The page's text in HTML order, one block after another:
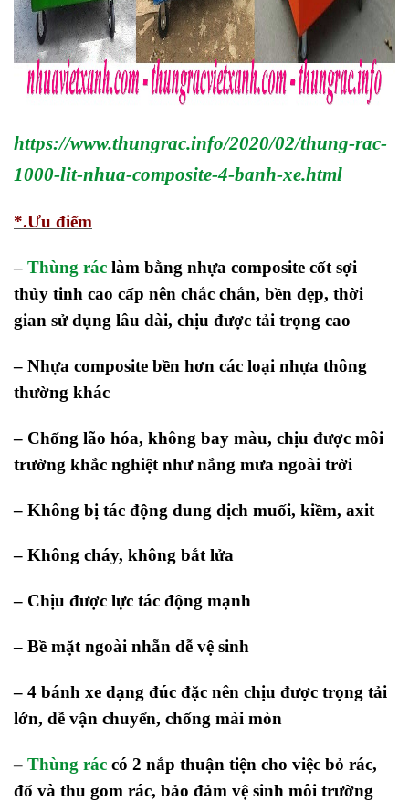
https://www.thungrac.info/2020/02/thung-rac-
1000-lit-nhua-composite-4-banh-xe.html
*.Ưu điểm
– Thùng rác làm bằng nhựa composite cốt sợi
thủy tinh cao cấp nên chắc chắn, bền đẹp, thời
gian sử dụng lâu dài, chịu được tải trọng cao
– Nhựa composite bền hơn các loại nhựa thông
thường khác
– Chống lão hóa, không bay màu, chịu được môi
trường khắc nghiệt như nắng mưa ngoài trời
– Không bị tác động dung dịch muối, kiềm, axit
– Không cháy, không bắt lửa
– Chịu được lực tác động mạnh
– Bề mặt ngoài nhẵn dễ vệ sinh
– 4 bánh xe dạng đúc đặc nên chịu được trọng tải
lớn, dễ vận chuyển, chống mài mòn
– Thùng rác có 2 nắp thuận tiện cho việc bỏ rác,
đổ và thu gom rác, bảo đảm vệ sinh môi trường